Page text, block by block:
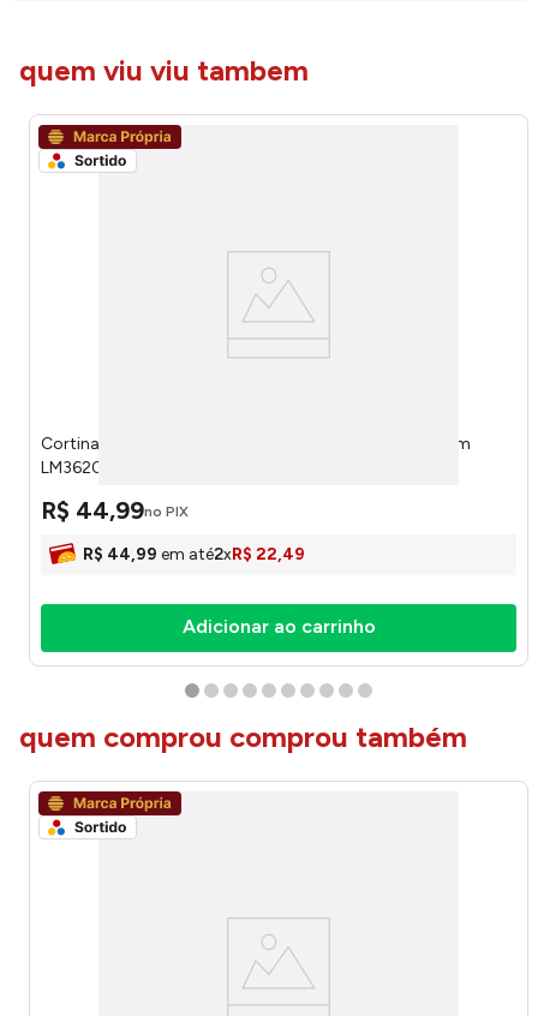
quem viu viu tambem
Cortina Box Estampa Sortida Plástico PEVA 178x183cm
LM3620AMB - honeyhome
R$ 44,99no PIX
R$ 44,99 em até2xR$ 22,49
Adicionar ao carrinho
quem comprou comprou também